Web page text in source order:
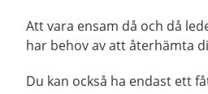
Att vara ensam då och då
har behov av att återhämta
Du kan också ha endast ett